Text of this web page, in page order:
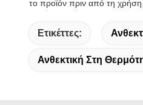
το προϊόν πριν από τη χρήση.
Ετικέττες:
Ανθεκτική Στη